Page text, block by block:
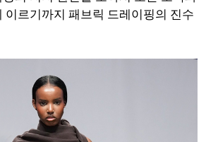
이르기까지 패브릭 드레이핑의 진수